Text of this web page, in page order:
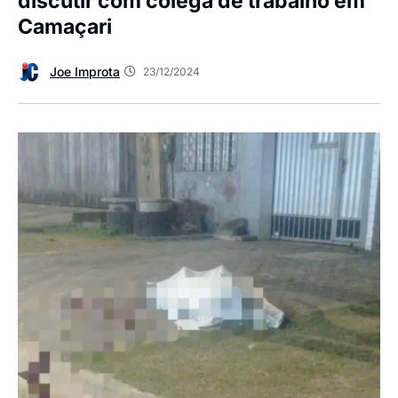
Camaçari
Joe Improta 23/12/2024